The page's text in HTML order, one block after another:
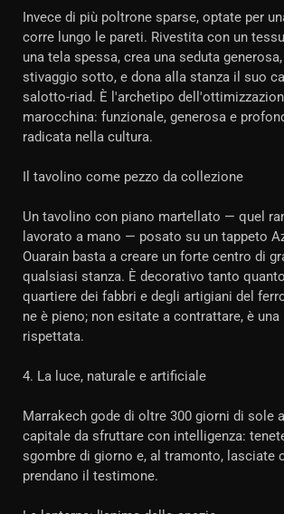
Invece di più poltrone sparse, optate per
corre lungo le pareti. Rivestita con un
una tela spessa, crea una seduta
stivaggio sotto, e dona alla stanza il suo
salotto-riad. È l'archetipo
marocchina: funzionale, generosa e
radicata nella cultura.
Il tavolino come pezzo da collezione
Un tavolino con piano martellato — quel
lavorato a mano — posato su un tappeto
Ouarain basta a creare un forte centro di
qualsiasi stanza. È decorativo tanto
quartiere dei fabbri e degli artigiani del
ne è pieno; non esitate a contrattare, è
rispettata.
4. La luce, naturale e artificiale
Marrakech gode di oltre 300 giorni di sole
capitale da sfruttare con intelligenza:
sgombre di giorno e, al tramonto, lasciate
prendano il testimone.